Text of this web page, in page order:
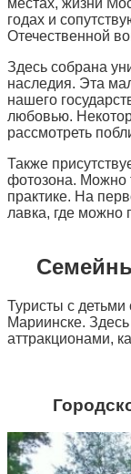
местах, жизни
годах и
Отечественной
Здесь собрана
наследия. Эта
нашего
любовью.
рассмотреть
Также
фотозона. Можно
практике. На
лавка, где можно
Туристы с детьми
Мариинске.
аттракционами,